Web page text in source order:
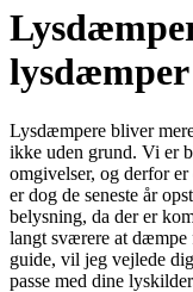
lysdæmper
Lysdæmpere bliver
ikke uden grund. Vi er
omgivelser, og derfor
er dog de seneste år
belysning, da der er
langt sværere at dæmpe
guide, vil jeg vejlede
passe med dine